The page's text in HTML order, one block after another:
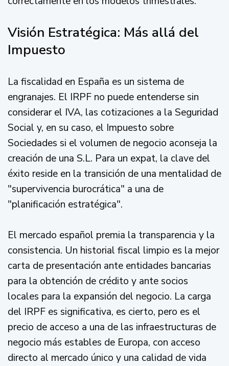
Visión Estratégica: Más allá del
Impuesto
La fiscalidad en España es un sistema de
engranajes. El IRPF no puede entenderse sin
considerar el IVA, las cotizaciones a la Seguridad
Social y, en su caso, el Impuesto sobre
Sociedades si el volumen de negocio aconseja la
creación de una S.L. Para un expat, la clave del
éxito reside en la transición de una mentalidad de
"supervivencia burocrática" a una de
"planificación estratégica".
El mercado español premia la transparencia y la
consistencia. Un historial fiscal limpio es la mejor
carta de presentación ante entidades bancarias
para la obtención de crédito y ante socios
locales para la expansión del negocio. La carga
del IRPF es significativa, es cierto, pero es el
precio de acceso a una de las infraestructuras de
negocio más estables de Europa, con acceso
directo al mercado único y una calidad de vida